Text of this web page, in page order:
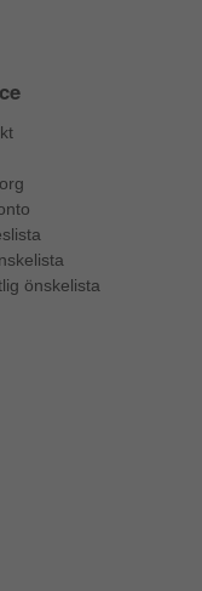
önskelista